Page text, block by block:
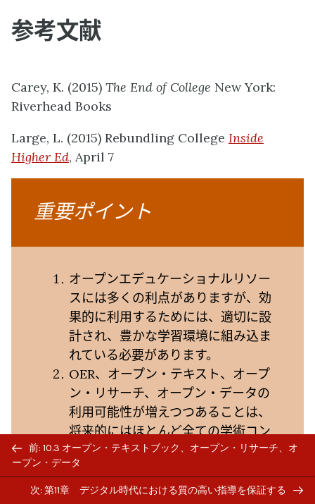
参考文献
Carey, K. (2015) The End of College New York:
Riverhead Books
Large, L. (2015) Rebundling College Inside
Higher Ed, April 7
重要ポイント
オープンエデュケーショナルリソー
スには多くの利点がありますが、効
果的に利用するためには、適切に設
計され、豊かな学習環境に組み込ま
れている必要があります。
OER、オープン・テキスト、オープ
ン・リサーチ、オープン・データの
利用可能性が増えつつあることは、
将来的にはほとんど全ての学術コン
テンツが公開され、インターネット
を介して自由にアクセスできるよう
になることを意味します。
Previous/next
navigation
前: 10.3 オープン・テキストブック、オープン・リサーチ、オ
ープン・データ
次: 第11章 デジタル時代における質の高い指導を保証する